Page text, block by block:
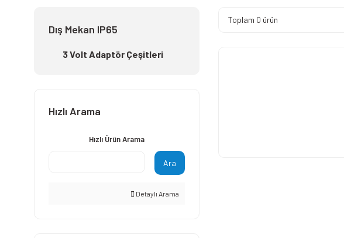
Dış Mekan IP65
3 Volt Adaptör Çeşitleri
Hızlı Arama
Hızlı Ürün Arama
Ara
Detaylı Arama
Toplam 0 ürün